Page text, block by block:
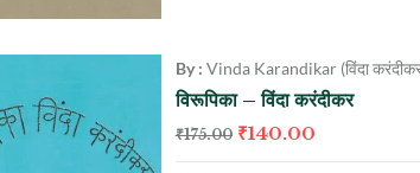
By : Vinda Karandikar (विंदा
विरूपिका – विंदा करंदीकर
₹175.00 ₹140.00